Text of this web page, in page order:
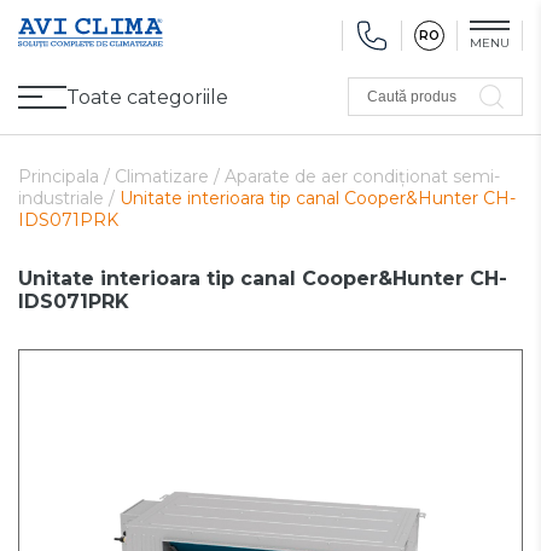
RO MENU
Toate categoriile
Climatizare
Ventilare
Caută produs
Principala / Climatizare / Aparate de aer condiționat semi-
industriale / Unitate interioara tip canal Cooper&Hunter CH-
IDS071PRK
Unitate interioara tip canal Cooper&Hunter CH-
IDS071PRK